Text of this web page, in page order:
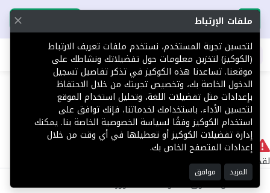
تحميل التطبيق تحميل التطبيق
اطلب عقارك
404 لا يوجد
لقد حدث خطأ داخلي أثناء معالجة طلبك.
©2025 كل الحقوق محفوظة منصة توور
ملفات الإرتباط
لتحسين تجربة المستخدم، نستخدم ملفات تعريف الارتباط
(الكوكيز) لتخزين معلومات حول تفضيلاتك ونشاطك على
موقعنا. تساعدنا هذه الكوكيز في تذكر تفاصيل تسجيل
الدخول الخاصة بك، وتخصيص تجربتك من خلال الاحتفاظ
بإعدادات مثل تفضيلات اللغة، وتحليل استخدام الموقع
لتحسين الأداء. باستخدامك لخدماتنا، فإنك توافق على
استخدام الكوكيز وفقًا لسياسة الخصوصية الخاصة بنا. يمكنك
إدارة تفضيلات الكوكيز أو تعطيلها في أي وقت من خلال
إعدادات المتصفح الخاص بك.
المزيد موافق